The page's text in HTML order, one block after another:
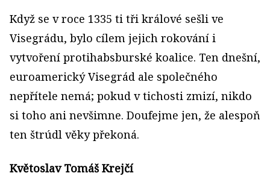
Když se v roce 1335 ti tři králové sešli ve
Visegrádu, bylo cílem jejich rokování i
vytvoření protihabsburské koalice. Ten dnešní,
euroamerický Visegrád ale společného
nepřítele nemá; pokud v tichosti zmizí, nikdo
si toho ani nevšimne. Doufejme jen, že alespoň
ten štrúdl věky překoná.
Květoslav Tomáš Krejčí